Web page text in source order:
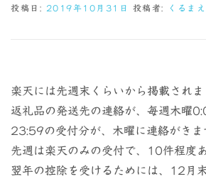
投稿日: 2019年10月31日 投稿者: くるま
楽天には先週末くらいから掲載されま
返礼品の発送先の連絡が、毎週木曜
23:59の受付分が、木曜に連絡がきま
先週は楽天のみの受付で、10件程度
翌年の控除を受けるためには、12月